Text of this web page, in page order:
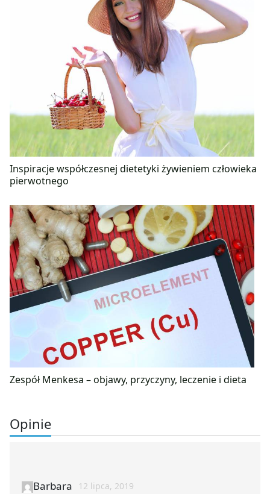
Inspiracje współczesnej dietetyki żywieniem człowieka
pierwotnego
Zespół Menkesa – objawy, przyczyny, leczenie i dieta
Opinie
Barbara 12 lipca, 2019